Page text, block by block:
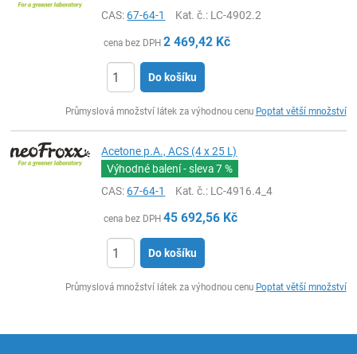
CAS:67-64-1 Kat. č.: LC-4902.2
cena bez DPH 2 469,42 Kč
Do košíku
Průmyslová množství látek za výhodnou cenu Poptat větší množství
Acetone p.A., ACS (4 x 25 L)
Výhodné balení - sleva7 %
CAS:67-64-1 Kat. č.: LC-4916.4_4
cena bez DPH 45 692,56 Kč
Do košíku
Průmyslová množství látek za výhodnou cenu Poptat větší množství